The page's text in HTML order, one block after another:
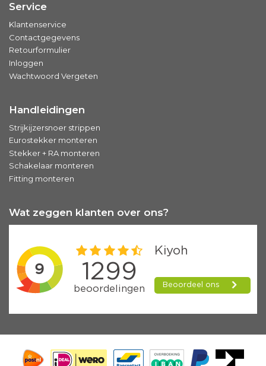
Service
Klantenservice
Contactgegevens
Retourformulier
Inloggen
Wachtwoord Vergeten
Handleidingen
Strijkijzersnoer strippen
Eurostekker monteren
Stekker + RA monteren
Schakelaar monteren
Fitting monteren
Wat zeggen klanten over ons?